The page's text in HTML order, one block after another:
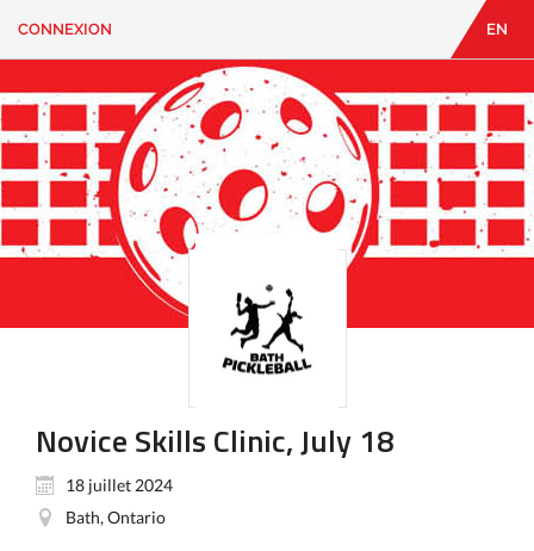
CONTACT
Vous
cherchez
quelque
chose?
CONNEXION EN
Novice Skills Clinic, July 18
18 juillet 2024
Bath, Ontario